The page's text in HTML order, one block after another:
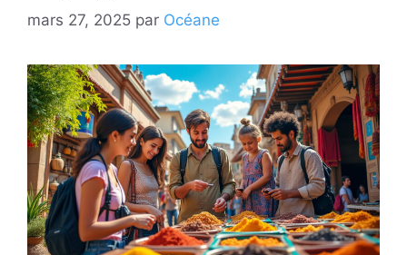
mars 27, 2025 par Océane